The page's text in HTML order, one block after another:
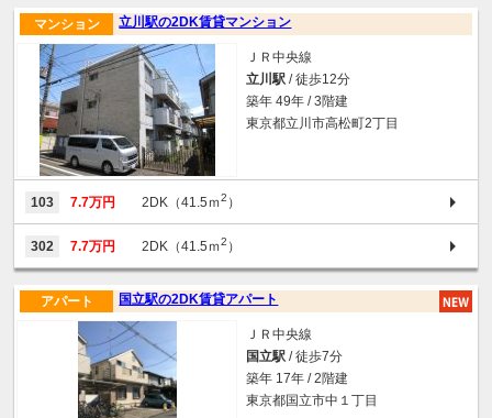
立川駅の2DK賃貸マンション
マンション
ＪＲ中央線
立川駅 / 徒歩12分
築年 49年 / 3階建
東京都立川市高松町2丁目
103 7.7万円 2DK（41.5ｍ2 ）
302 7.7万円 2DK（41.5ｍ2 ）
国立駅の2DK賃貸アパート
アパート
ＪＲ中央線
国立駅 / 徒歩7分
築年 17年 / 2階建
東京都国立市中１丁目